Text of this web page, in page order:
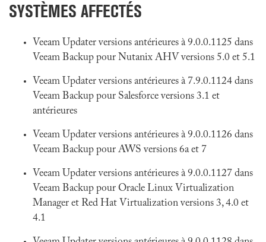
SYSTÈMES AFFECTÉS
Veeam Updater versions antérieures à 9.0.0.1125 dans
Veeam Backup pour Nutanix AHV versions 5.0 et 5.1
Veeam Updater versions antérieures à 7.9.0.1124 dans
Veeam Backup pour Salesforce versions 3.1 et
antérieures
Veeam Updater versions antérieures à 9.0.0.1126 dans
Veeam Backup pour AWS versions 6a et 7
Veeam Updater versions antérieures à 9.0.0.1127 dans
Veeam Backup pour Oracle Linux Virtualization
Manager et Red Hat Virtualization versions 3, 4.0 et
4.1